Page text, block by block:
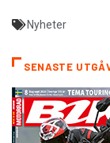
Nyheter
SENASTE